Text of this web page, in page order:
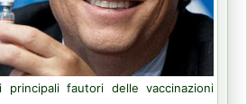
fautori delle vaccinazioni